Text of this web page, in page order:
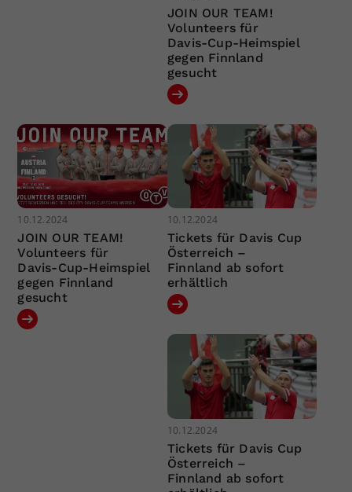
JOIN OUR TEAM!
Volunteers für
Davis-Cup-Heimspiel
gegen Finnland
gesucht
10.12.2024
JOIN OUR TEAM!
Volunteers für
Davis-Cup-Heimspiel
gegen Finnland
gesucht
10.12.2024
Tickets für Davis Cup
Österreich –
Finnland ab sofort
erhältlich
10.12.2024
Tickets für Davis Cup
Österreich –
Finnland ab sofort